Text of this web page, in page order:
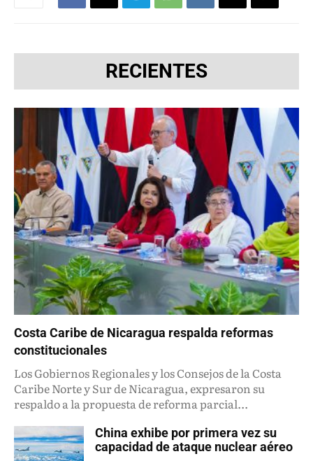
RECIENTES
Costa Caribe de Nicaragua respalda reformas
constitucionales
Los Gobiernos Regionales y los Consejos de la Costa
Caribe Norte y Sur de Nicaragua, expresaron su
respaldo a la propuesta de reforma parcial...
China exhibe por primera vez su
capacidad de ataque nuclear aéreo